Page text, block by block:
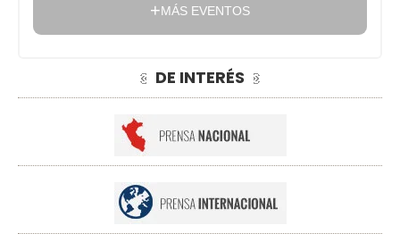
MÁS EVENTOS
DE INTERÉS